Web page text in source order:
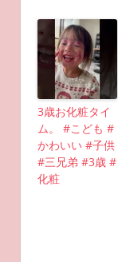
3歳お化粧タイ
ム。 #こども #
かわいい #子供
#三兄弟 #3歳 #
化粧